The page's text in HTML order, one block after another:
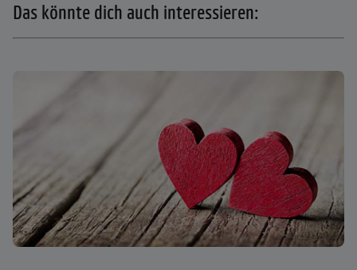
Das könnte dich auch interessieren: